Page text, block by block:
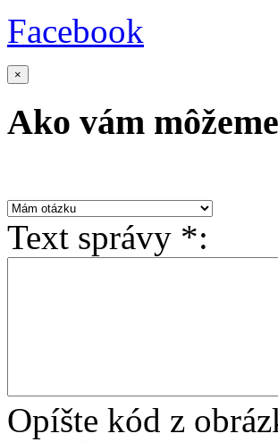
Facebook
×
Ako vám
Text správy *:
Opíšte kód z